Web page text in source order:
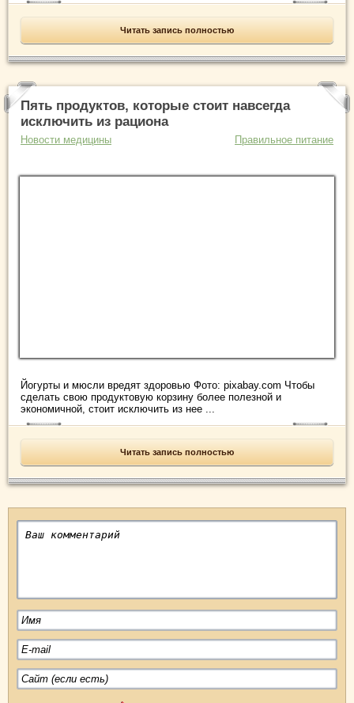
Читать запись полностью
Пять продуктов, которые стоит навсегда
исключить из рациона
Новости медицины Правильное питание
Йогурты и мюсли вредят здоровью Фото: pixabay.com Чтобы
сделать свою продуктовую корзину более полезной и
экономичной, стоит исключить из нее ...
Читать запись полностью